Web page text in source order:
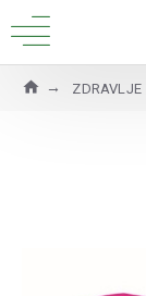
ZDRAVLJE